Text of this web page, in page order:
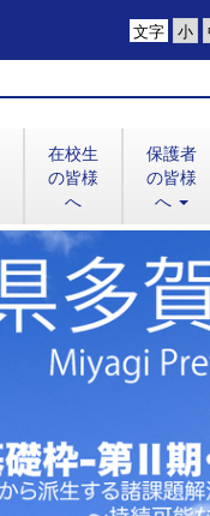
文字
在校生
の皆様
へ
保護者
の皆様
へ